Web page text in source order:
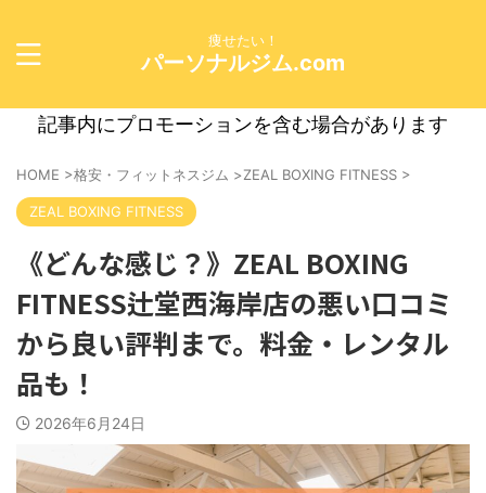
痩せたい！
パーソナルジム.com
記事内にプロモーションを含む場合があります
HOME >格安・フィットネスジム >ZEAL BOXING FITNESS >
ZEAL BOXING FITNESS
《どんな感じ？》ZEAL BOXING
FITNESS辻堂西海岸店の悪い口コミ
から良い評判まで。料金・レンタル
品も！
2026年6月24日